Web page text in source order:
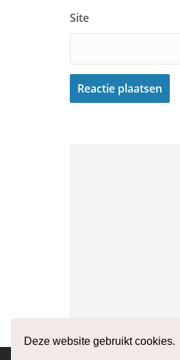
Deze website gebruikt cookies.
Site